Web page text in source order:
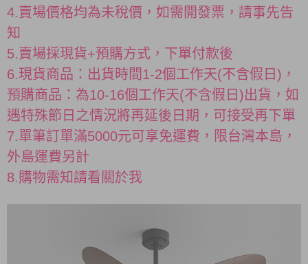
4.賣場價格均為未稅價，如需開發票，請事先告
知
5.賣場採現貨+預購方式，下單付款後
6.現貨商品：出貨時間1-2個工作天(不含假日)，
預購商品：為10-16個工作天(不含假日)出貨，如
遇特殊節日之情況將再延後日期，可接受再下單
7.單筆訂單滿5000元可享免運費，限台灣本島，
外島運費另計
8.購物需知請看關於我